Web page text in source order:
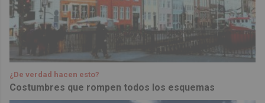
¿De verdad hacen esto?
Costumbres que rompen todos los esquemas